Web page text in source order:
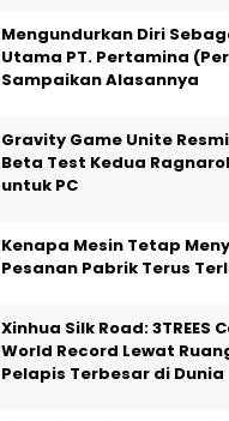
Mengundurkan Diri
Utama PT. Pertamina
Sampaikan Alasannya
Gravity Game Unite
Beta Test Kedua
untuk PC
Kenapa Mesin Tetap
Pesanan Pabrik Terus
Xinhua Silk Road: 3TREES
World Record Lewat
Pelapis Terbesar di Dunia